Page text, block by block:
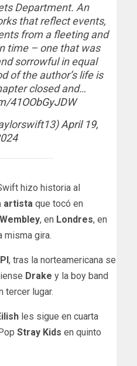
Department. An
that reflect events,
from a fleeting and
time – one that was
sorrowful in equal
of the author’s life is
closed and…
41OObGyJDW
April 19,
hizo historia al
artista que tocó en
Wembley, en Londres, en
misma gira.
, tras la norteamericana se
Drake y la boy band
tercer lugar.
les sigue en cuarta
Stray Kids en quinto